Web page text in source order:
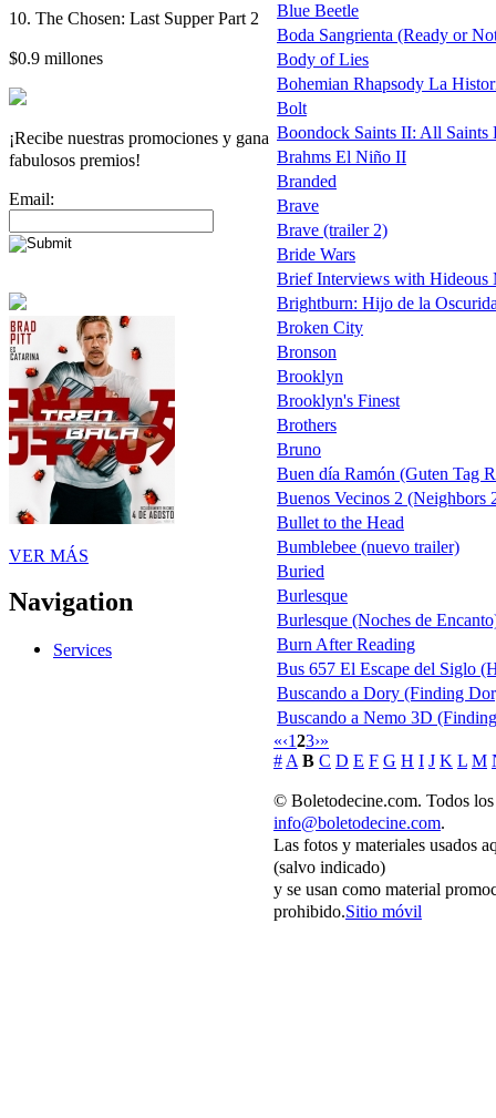
10. The Chosen: Last Supper Part 2
$0.9 millones
¡Recibe nuestras promociones y gana
fabulosos premios!
Email:
VER MÁS
Navigation
Services
Blue Beetle
Boda Sangrienta (Ready or
Body of Lies
Bohemian Rhapsody La
Bolt
Boondock Saints II: All Saints
Brahms El Niño II
Branded
Brave
Brave (trailer 2)
Bride Wars
Brief Interviews with Hideous
Brightburn: Hijo de la
Broken City
Bronson
Brooklyn
Brooklyn's Finest
Brothers
Bruno
Buen día Ramón (Guten Tag
Buenos Vecinos 2 (Neighbors
Bullet to the Head
Bumblebee (nuevo trailer)
Buried
Burlesque
Burlesque (Noches de
Burn After Reading
Bus 657 El Escape del Siglo
Buscando a Dory (Finding
Buscando a Nemo 3D
«‹123›»
# A B C D E F G H I J K L M
© Boletodecine.com. Todos los
info@boletodecine.com.
Las fotos y materiales usados
(salvo indicado)
y se usan como material
prohibido.Sitio móvil